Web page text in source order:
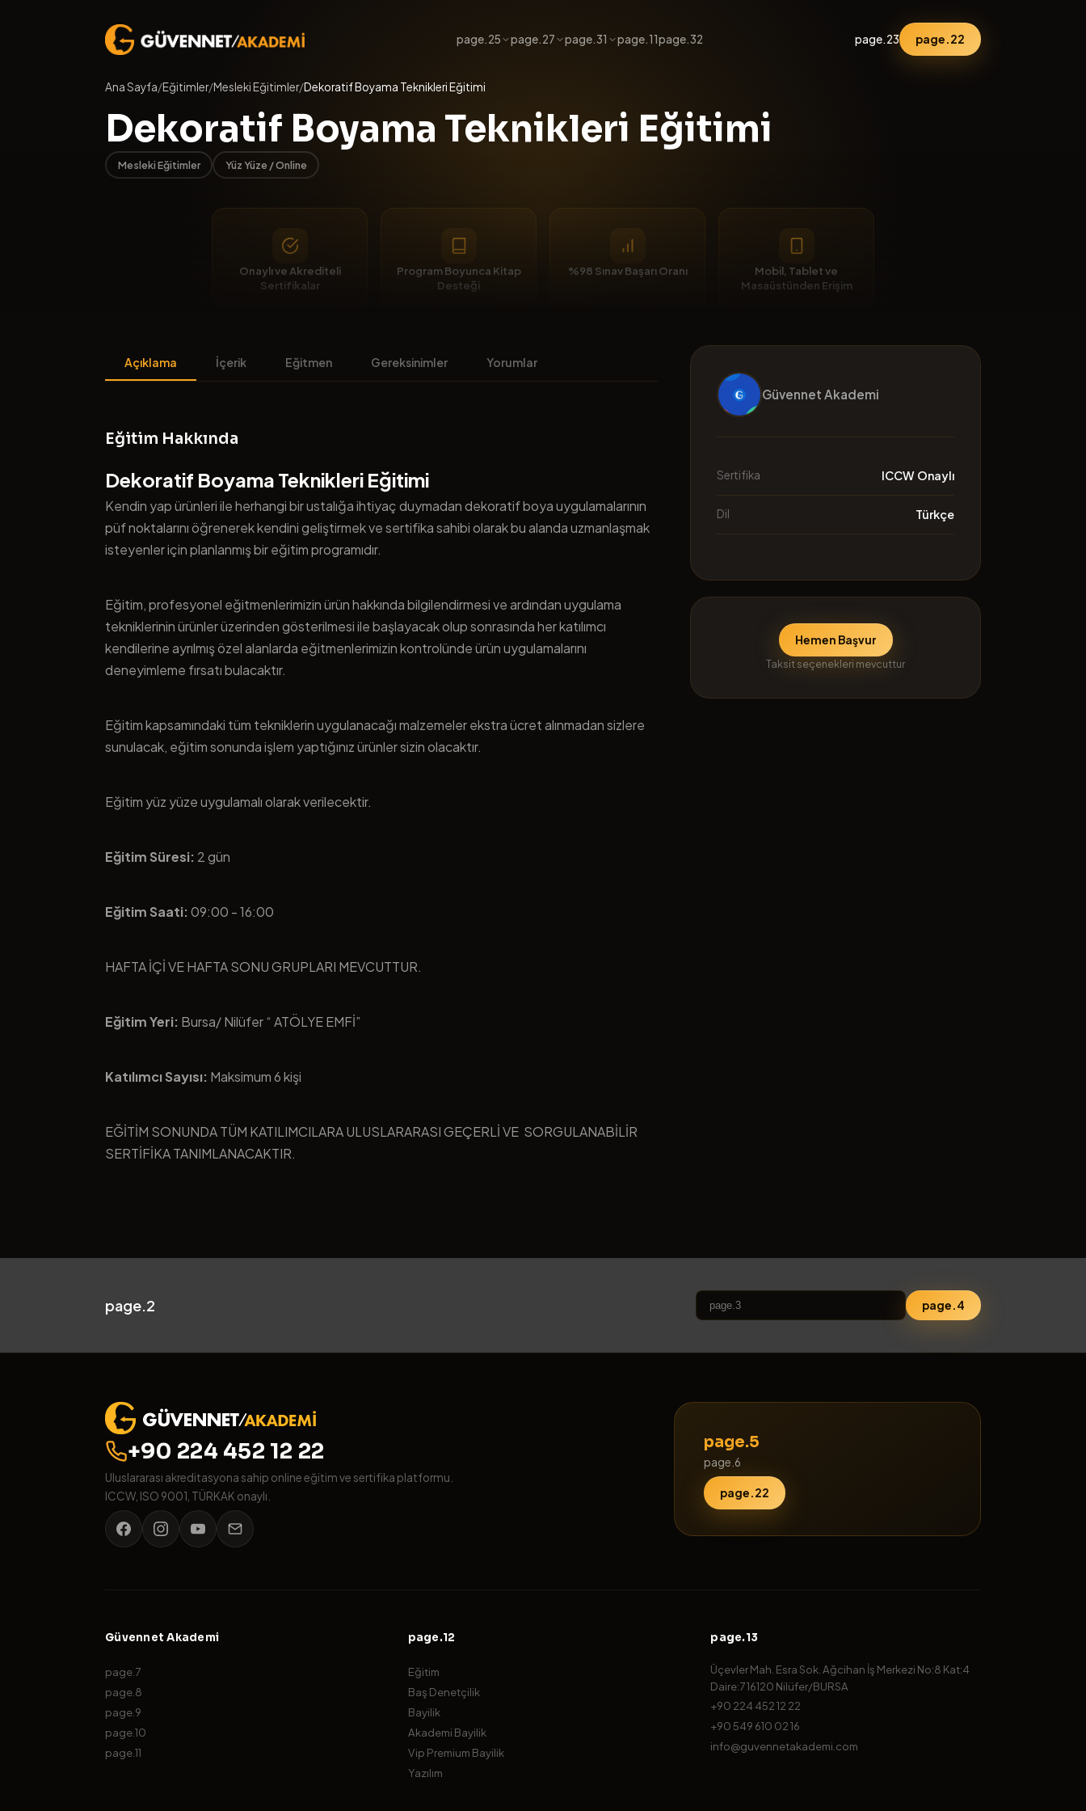
page.25 page.27 page.31 page.11page.32 page.23 page.22
Ana Sayfa/Eğitimler/Mesleki Eğitimler/Dekoratif Boyama Teknikleri Eğitimi
Dekoratif Boyama Teknikleri Eğitimi
Mesleki Eğitimler Yüz Yüze / Online
Onaylı ve Akrediteli
Sertifikalar
Program Boyunca Kitap
Desteği
%98 Sınav Başarı Oranı
Mobil, Tablet ve
Masaüstünden Erişim
Açıklama İçerik Eğitmen Gereksinimler Yorumlar
Eğitim Hakkında
Dekoratif Boyama Teknikleri Eğitimi
Kendin yap ürünleri ile herhangi bir ustalığa ihtiyaç duymadan dekoratif boya uygulamalarının
püf noktalarını öğrenerek kendini geliştirmek ve sertifika sahibi olarak bu alanda uzmanlaşmak
isteyenler için planlanmış bir eğitim programıdır.
Eğitim, profesyonel eğitmenlerimizin ürün hakkında bilgilendirmesi ve ardından uygulama
tekniklerinin ürünler üzerinden gösterilmesi ile başlayacak olup sonrasında her katılımcı
kendilerine ayrılmış özel alanlarda eğitmenlerimizin kontrolünde ürün uygulamalarını
deneyimleme fırsatı bulacaktır.
Eğitim kapsamındaki tüm tekniklerin uygulanacağı malzemeler ekstra ücret alınmadan sizlere
sunulacak, eğitim sonunda işlem yaptığınız ürünler sizin olacaktır.
Eğitim yüz yüze uygulamalı olarak verilecektir.
Eğitim Süresi: 2 gün
Eğitim Saati:09:00 - 16:00
HAFTA İÇİ VE HAFTA SONU GRUPLARI MEVCUTTUR.
Eğitim Yeri: Bursa/ Nilüfer “ ATÖLYE EMFİ”
Katılımcı Sayısı: Maksimum 6 kişi
EĞİTİM SONUNDA TÜM KATILIMCILARA ULUSLARARASI GEÇERLİ VE SORGULANABİLİR
SERTİFİKA TANIMLANACAKTIR.
Güvennet Akademi
Sertifika ICCW Onaylı
Dil Türkçe
Hemen Başvur
Taksit seçenekleri mevcuttur
page.2 page.4
+90 224 452 12 22
Uluslararası akreditasyona sahip online eğitim ve sertifika platformu.
ICCW, ISO 9001, TÜRKAK onaylı.
page.5
page.6
page.22
Güvennet Akademi
page.7
page.8
page.9
page.10
page.11
page.12
Eğitim
Baş Denetçilik
Bayilik
Akademi Bayilik
Vip Premium Bayilik
Yazılım
page.13
Üçevler Mah. Esra Sok. Ağcihan İş Merkezi No:8 Kat:4
Daire:7 16120 Nilüfer/BURSA
+90 224 452 12 22
+90 549 610 02 16
info@guvennetakademi.com